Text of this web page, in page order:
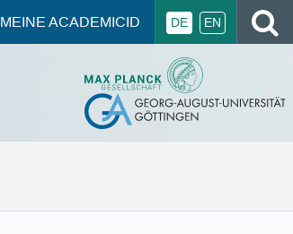
MEINE ACADEMICID DE EN